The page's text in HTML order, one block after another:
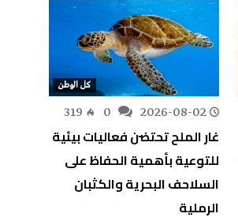
كل الوطن
2026-08-02
319
غار الملح تحتضن فعاليات بيئية
للتوعية بأهمية الحفاظ على
السلاحف البحرية والكثبان
الرملية